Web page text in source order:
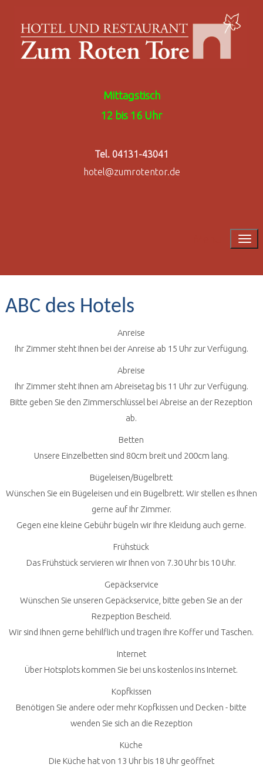
Mittagstisch
12 bis 16 Uhr
Tel. 04131-43041
hotel@zumrotentor.de
ABC des Hotels
Anreise
Ihr Zimmer steht Ihnen bei der Anreise ab 15 Uhr zur Verfügung.
Abreise
Ihr Zimmer steht Ihnen am Abreisetag bis 11 Uhr zur Verfügung.
Bitte geben Sie den Zimmerschlüssel bei Abreise an der Rezeption
ab.
Betten
Unsere Einzelbetten sind 80cm breit und 200cm lang.
Bügeleisen/Bügelbrett
Wünschen Sie ein Bügeleisen und ein Bügelbrett. Wir stellen es Ihnen
gerne auf Ihr Zimmer.
Gegen eine kleine Gebühr bügeln wir Ihre Kleidung auch gerne.
Frühstück
Das Frühstück servieren wir Ihnen von 7.30 Uhr bis 10 Uhr.
Gepäckservice
Wünschen Sie unseren Gepäckservice, bitte geben Sie an der
Rezpeption Bescheid.
Wir sind Ihnen gerne behilflich und tragen Ihre Koffer und Taschen.
Internet
Über Hotsplots kommen Sie bei uns kostenlos ins Internet.
Kopfkissen
Benötigen Sie andere oder mehr Kopfkissen und Decken - bitte
wenden Sie sich an die Rezeption
Küche
Die Küche hat von 13 Uhr bis 18 Uhr geöffnet